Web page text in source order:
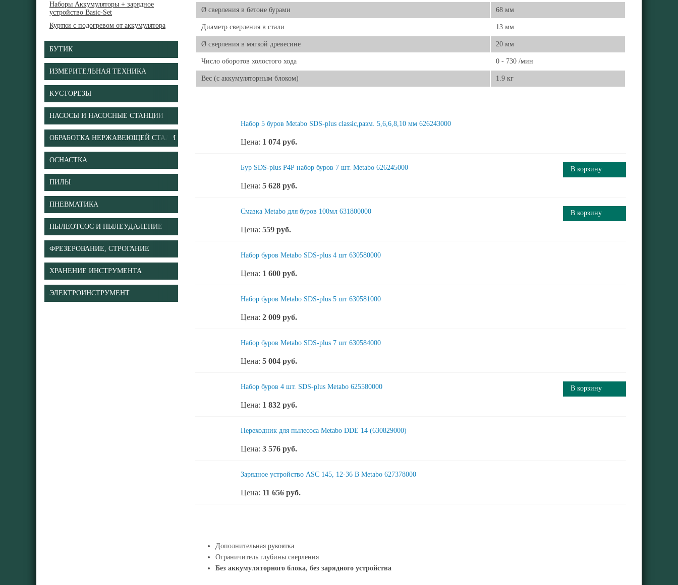
Наборы Аккумуляторы + зарядное
устройство Basic-Set
Куртки с подогревом от аккумулятора
БУТИК
ИЗМЕРИТЕЛЬНАЯ ТЕХНИКА
КУСТОРЕЗЫ
НАСОСЫ И НАСОСНЫЕ СТАНЦИИ
ОБРАБОТКА НЕРЖАВЕЮЩЕЙ СТАЛИ
ОСНАСТКА
ПИЛЫ
ПНЕВМАТИКА
ПЫЛЕОТСОС И ПЫЛЕУДАЛЕНИЕ
ФРЕЗЕРОВАНИЕ, СТРОГАНИЕ
ХРАНЕНИЕ ИНСТРУМЕНТА
ЭЛЕКТРОИНСТРУМЕНТ
Ø сверления в бетоне бурами 68 мм
Диаметр сверления в стали 13 мм
Ø сверления в мягкой древесине 20 мм
Число оборотов холостого хода 0 - 730 /мин
Вес (с аккумуляторным блоком) 1.9 кг
Набор 5 буров Metabo SDS-plus classiс,разм. 5,6,6,8,10 мм 626243000
Цена: 1 074 руб.
В корзину
Бур SDS-plus P4P набор буров 7 шт. Metabo 626245000
Цена: 5 628 руб.
В корзину
Смазка Metabo для буров 100мл 631800000
Цена: 559 руб.
Набор буров Metabo SDS-plus 4 шт 630580000
Цена: 1 600 руб.
Набор буров Metabo SDS-plus 5 шт 630581000
Цена: 2 009 руб.
Набор буров Metabo SDS-plus 7 шт 630584000
Цена: 5 004 руб.
В корзину
Набор буров 4 шт. SDS-plus Metabo 625580000
Цена: 1 832 руб.
Переходник для пылесоса Metabo DDE 14 (630829000)
Цена: 3 576 руб.
Зарядное устройство ASC 145, 12-36 В Metabo 627378000
Цена: 11 656 руб.
Дополнительная рукоятка
Ограничитель глубины сверления
Без аккумуляторного блока, без зарядного устройства